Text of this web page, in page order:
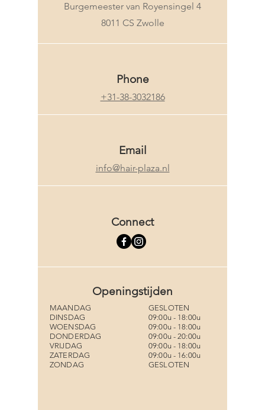
Burgemeester van Royensingel 4
8011 CS Zwolle
Phone
+31-38-3032186
Email
info@hair-plaza.nl
Connect
Openingstijden
MAANDAG
DINSDAG
WOENSDAG
DONDERDAG
VRIJDAG
ZATERDAG
ZONDAG
GESLOTEN
09:00u - 18:00u
09:00u - 18:00u
09:00u - 20:00u
09:00u - 18:00u
09:00u - 16:00u
GESLOTEN